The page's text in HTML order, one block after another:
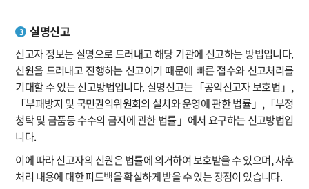
3 실명신고
신고자 정보는 실명으로 드러내고 해당 기관에 신고하는 방법입니다.
신원을 드러내고 진행하는 신고이기 때문에 빠른 접수와 신고처리를
기대할 수 있는 신고방법입니다. 실명신고는「공익신고자 보호법」,
「부패방지 및 국민권익위원회의 설치와 운영에 관한 법률」,「부정
청탁 및 금품등 수수의 금지에 관한 법률」에서 요구하는 신고방법입
니다.
이에 따라 신고자의 신원은 법률에 의거하여 보호받을 수 있으며, 사후
처리 내용에 대한 피드백을 확실하게 받을 수 있는 장점이 있습니다.